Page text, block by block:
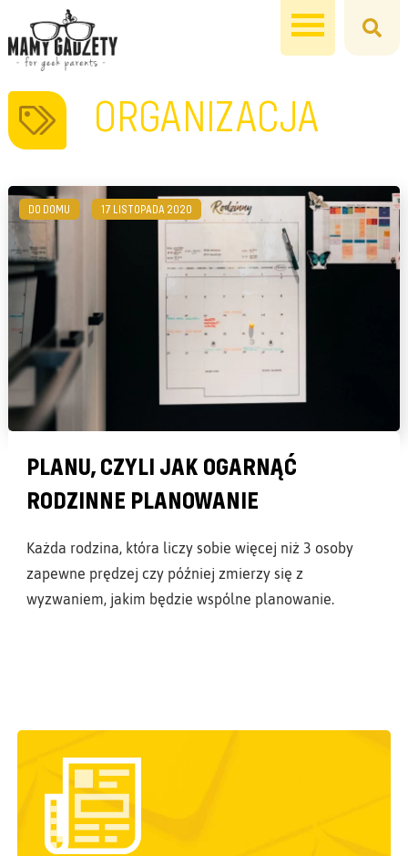
ORGANIZACJA
DO DOMU 17 LISTOPADA 2020
PLANU, CZYLI JAK OGARNĄĆ
RODZINNE PLANOWANIE
Każda rodzina, która liczy sobie więcej niż 3 osoby
zapewne prędzej czy później zmierzy się z
wyzwaniem, jakim będzie wspólne planowanie.